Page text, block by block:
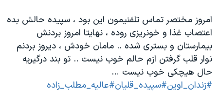
امروز مختصر تماس تلفنیمون این بود ، سپیده حالش بده
اعتصاب غذا و خونریزی روده ، نهایتا امروز بردنش
بیمارستان و بستری شده .. مامان خودش ، دیروز بردنم
نوار قلب گرفتن ازم حالم خوب نیست .. تو بند درگیریه
حال هیچکی خوب نیست …
#زندان_اوین#سپیده_قلیان#عالیه_مطلب_زاده